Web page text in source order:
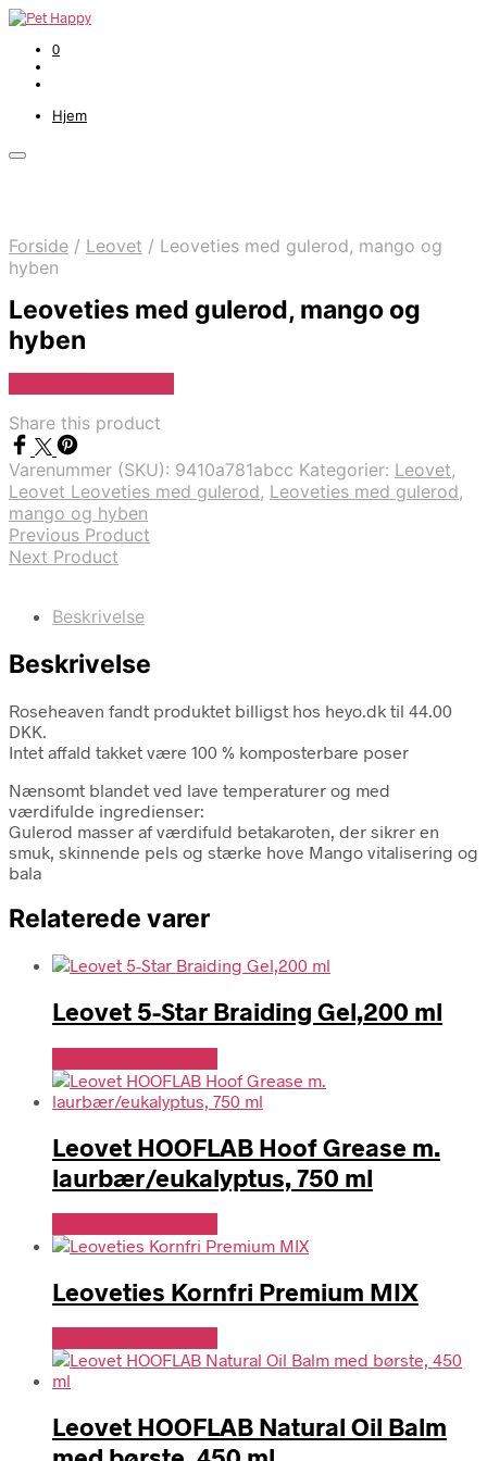
0
Hjem
Forside / Leovet / Leoveties med gulerod, mango og
hyben
Leoveties med gulerod, mango og
hyben
Share this product
Varenummer (SKU): 9410a781abcc Kategorier: Leovet,
Leovet Leoveties med gulerod, Leoveties med gulerod,
mango og hyben
Previous Product
Next Product
Beskrivelse
Beskrivelse
Roseheaven fandt produktet billigst hos heyo.dk til 44.00
DKK.
Intet affald takket være 100 % komposterbare poser
Nænsomt blandet ved lave temperaturer og med
værdifulde ingredienser:
Gulerod masser af værdifuld betakaroten, der sikrer en
smuk, skinnende pels og stærke hove Mango vitalisering og
bala
Relaterede varer
Leovet 5-Star Braiding Gel,200 ml
Leovet HOOFLAB Hoof Grease m.
laurbær/eukalyptus, 750 ml
Leoveties Kornfri Premium MIX
Leovet HOOFLAB Natural Oil Balm